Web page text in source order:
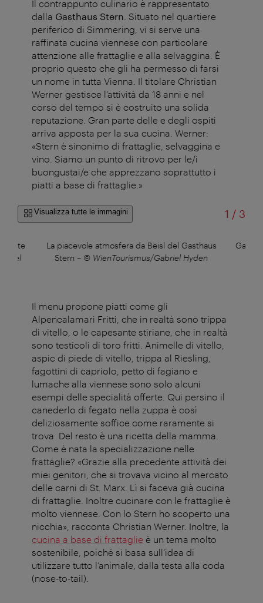
Il contrappunto culinario è rappresentato
dalla Gasthaus Stern . Situato nel quartiere
periferico di Simmering, vi si serve una
raffinata cucina viennese con particolare
attenzione alle frattaglie e alla selvaggina. È
proprio questo che gli ha permesso di farsi
un nome in tutta Vienna. Il titolare Christian
Werner gestisce l’attività da 18 anni e nel
corso del tempo si è costruito una solida
reputazione. Gran parte delle e degli ospiti
arriva apposta per la sua cucina. Werner:
«Stern è sinonimo di frattaglie, selvaggina e
vino. Siamo un punto di ritrovo per le/i
buongustai/e che apprezzano soprattutto i
piatti a base di frattaglie.»
Visualizza tutte le immagini 1 /di
3
La piacevole atmosfera da Beisl del Gasthaus
Stern – © WienTourismus/Gabriel Hyden
Il menu propone piatti come gli
Alpencalamari Fritti, che in realtà sono trippa
di vitello, o le capesante stiriane, che in realtà
sono testicoli di toro fritti. Animelle di vitello,
aspic di piede di vitello, trippa al Riesling,
fagottini di capriolo, petto di fagiano e
lumache alla viennese sono solo alcuni
esempi delle specialità offerte. Qui persino il
canederlo di fegato nella zuppa è così
deliziosamente soffice come raramente si
trova. Del resto è una ricetta della mamma.
Come è nata la specializzazione nelle
frattaglie? «Grazie alla precedente attività dei
miei genitori, che si trovava vicino al mercato
delle carni di St. Marx. Lì si faceva già cucina
di frattaglie. Inoltre cucinare con le frattaglie è
molto viennese. Con lo Stern ho scoperto una
nicchia», racconta Christian Werner. Inoltre, la
cucina a base di frattaglie è un tema molto
sostenibile, poiché si basa sull’idea di
utilizzare tutto l’animale, dalla testa alla coda
(nose-to-tail).